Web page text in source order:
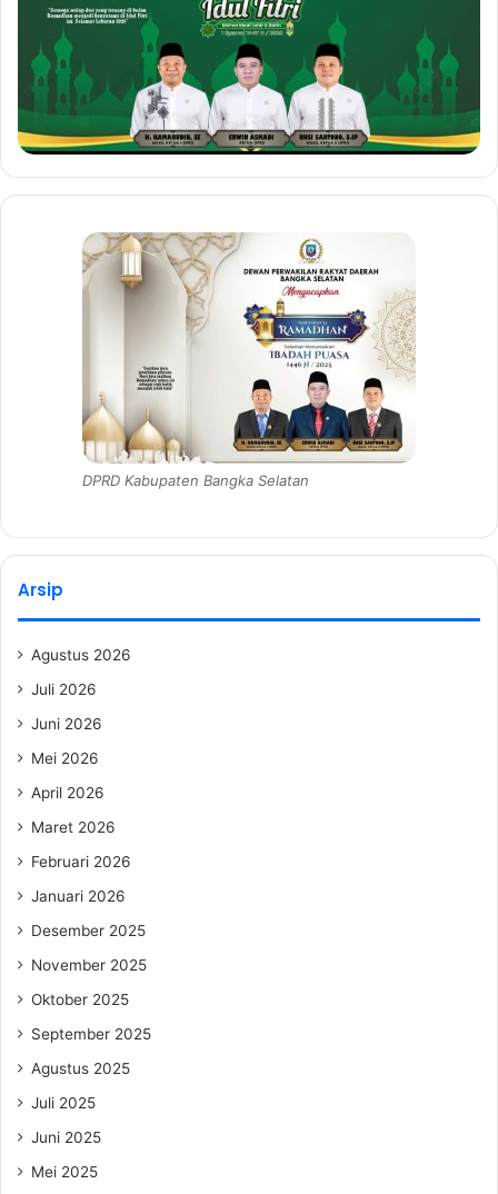
DPRD Kabupaten Bangka Selatan
Arsip
Agustus 2026
Juli 2026
Juni 2026
Mei 2026
April 2026
Maret 2026
Februari 2026
Januari 2026
Desember 2025
November 2025
Oktober 2025
September 2025
Agustus 2025
Juli 2025
Juni 2025
Mei 2025